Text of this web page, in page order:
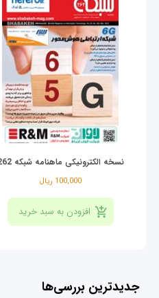
نسخه الکترونیکی ماهنامه شبکه 262
100,000 ریال
جدیدترین بررسی‌ها